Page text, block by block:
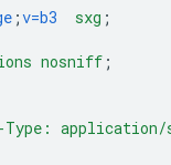
;v=b3 sxg ;
nosniff ;
application/